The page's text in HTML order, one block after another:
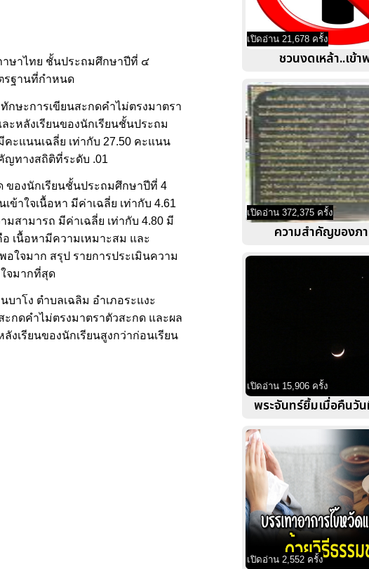
าษาไทย ชั้นประถมศึกษาปีที่ ๔
รฐานที่กำหนด
กษะการเขียนสะกดคำไม่ตรงมาตรา
ะหลังเรียนของนักเรียนชั้นประถม
คะแนนเฉลี่ย เท่ากับ 27.50 คะแนน
คัญทางสถิติที่ระดับ .01
ของนักเรียนชั้นประถมศึกษาปีที่ 4
าใจเนื้อหา มีค่าเฉลี่ย เท่ากับ 4.61
สามารถ มีค่าเฉลี่ย เท่ากับ 4.80 มี
เนื้อหามีความเหมาะสม และ
อใจมาก สรุป รายการประเมินความ
ใจมากที่สุด
าโง ตำบลเฉลิม อำเภอระแงะ
กดคำไม่ตรงมาตราตัวสะกด และผล
งเรียนของนักเรียนสูงกว่าก่อนเรียน
เปิดอ่าน 21,678 ครั้ง
ชวนงดเหล้า..เข้า
เปิดอ่าน 372,375 ครั้ง
ความสำคัญของภ
เปิดอ่าน 15,906 ครั้ง
พระจันทร์ยิ้มเมื่อคืนวั
เปิดอ่าน 2,552 ครั้ง